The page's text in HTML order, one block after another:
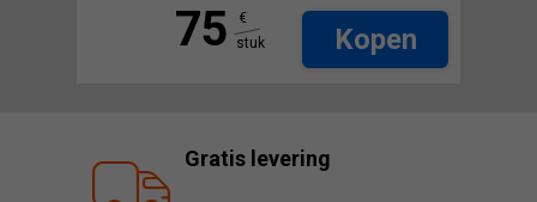
75
€
stuk
Kopen
Gratis levering